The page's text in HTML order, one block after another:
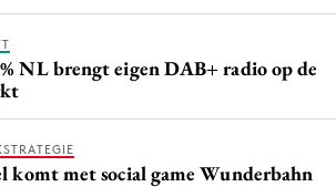
NL brengt eigen DAB+ radio op de
komt met social game Wunderbahn